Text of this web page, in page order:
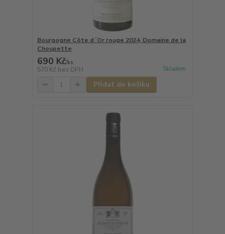
Bourgogne Côte d´Or rouge 2024, Domaine de la
Choupette
690 Kč/ks
570 Kč bez DPH Skladem
Přidat do košíku